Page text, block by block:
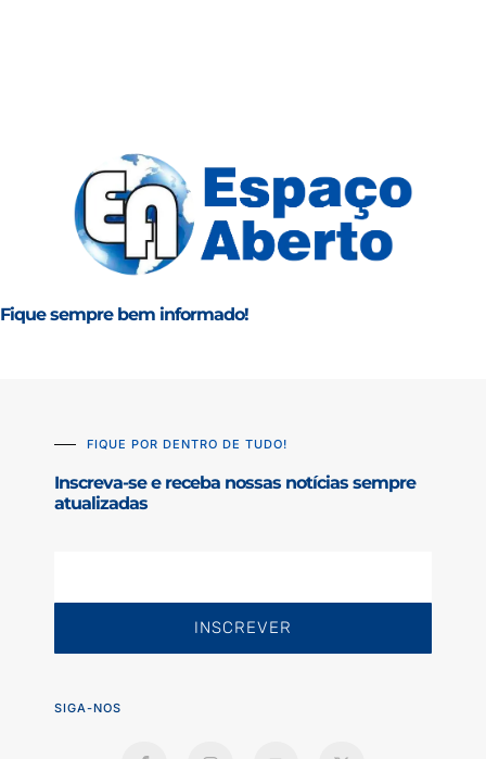
Fique sempre bem informado!
FIQUE POR DENTRO DE TUDO!
Inscreva-se e receba nossas notícias sempre
atualizadas
INSCREVER
SIGA-NOS